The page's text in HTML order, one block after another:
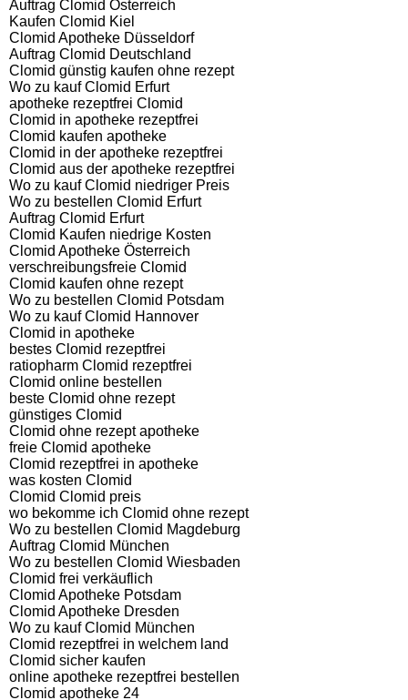
Auftrag Clomid Österreich
Kaufen Clomid Kiel
Clomid Apotheke Düsseldorf
Auftrag Clomid Deutschland
Clomid günstig kaufen ohne rezept
Wo zu kauf Clomid Erfurt
apotheke rezeptfrei Clomid
Clomid in apotheke rezeptfrei
Clomid kaufen apotheke
Clomid in der apotheke rezeptfrei
Clomid aus der apotheke rezeptfrei
Wo zu kauf Clomid niedriger Preis
Wo zu bestellen Clomid Erfurt
Auftrag Clomid Erfurt
Clomid Kaufen niedrige Kosten
Clomid Apotheke Österreich
verschreibungsfreie Clomid
Clomid kaufen ohne rezept
Wo zu bestellen Clomid Potsdam
Wo zu kauf Clomid Hannover
Clomid in apotheke
bestes Clomid rezeptfrei
ratiopharm Clomid rezeptfrei
Clomid online bestellen
beste Clomid ohne rezept
günstiges Clomid
Clomid ohne rezept apotheke
freie Clomid apotheke
Clomid rezeptfrei in apotheke
was kosten Clomid
Clomid Clomid preis
wo bekomme ich Clomid ohne rezept
Wo zu bestellen Clomid Magdeburg
Auftrag Clomid München
Wo zu bestellen Clomid Wiesbaden
Clomid frei verkäuflich
Clomid Apotheke Potsdam
Clomid Apotheke Dresden
Wo zu kauf Clomid München
Clomid rezeptfrei in welchem land
Clomid sicher kaufen
online apotheke rezeptfrei bestellen
Clomid apotheke 24